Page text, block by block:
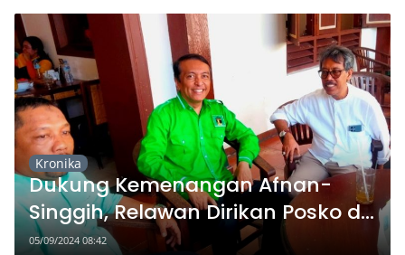
Kronika
Dukung Kemenangan Afnan-
Singgih, Relawan Dirikan Posko di
45 Kelurahan
05/09/2024 08:42